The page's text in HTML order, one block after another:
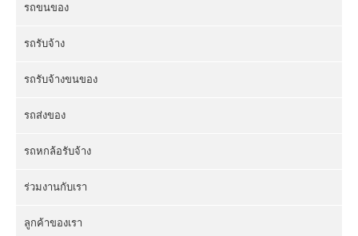
รถขนของ
รถรับจ้าง
รถรับจ้างขนของ
รถส่งของ
รถหกล้อรับจ้าง
ร่วมงานกับเรา
ลูกค้าของเรา